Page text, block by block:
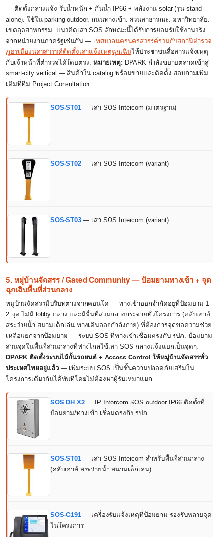
— ติดตั้งกลางแจ้ง รับน้ำหนัก + กันน้ำ IP66 + พลังงาน solar (รุ่น stand-
alone). ใช้ใน parking outdoor, ถนนทางเข้า, สวนสาธารณะ, มหาวิทยาลัย,
เขตอุตสาหกรรม. แนวคิดเสา SOS ลักษณะนี้ได้รับการยอมรับใช้งานจริง
จากหน่วยงานภาครัฐเช่นกัน — เทศบาลนครนครสวรรค์ร่วมกับสถานีตำรวจ
ภูธรเมืองนครสวรรค์ติดตั้งเสาแจ้งเหตุฉุกเฉินให้ประชาชนสื่อสารแจ้งเหตุ
กับเจ้าหน้าที่ตำรวจได้โดยตรง. หมายเหตุ: DPARK กำลังขยายตลาดเข้าสู่
smart-city vertical — สินค้าใน catalog พร้อมขายและติดตั้ง สอบถามเพิ่ม
เติมที่ทีม Project Consultation
SOS-ST01 — เสา SOS Intercom (มาตรฐาน)
SOS-ST02 — เสา SOS Intercom (variant)
SOS-ST03 — เสา SOS Intercom (variant)
5. หมู่บ้านจัดสรร / Gated Community — ป้อมยามทางเข้า + จุด
ฉุกเฉินพื้นที่ส่วนกลาง
หมู่บ้านจัดสรรมีบริบทต่างจากคอนโด — ทางเข้าออกจำกัดอยู่ที่ป้อมยาม 1-
2 จุด ไม่มี lobby กลาง และมีพื้นที่ส่วนกลางกระจายทั่วโครงการ (คลับเฮาส์
สระว่ายน้ำ สนามเด็กเล่น ทางเดินออกกำลังกาย) ที่ต้องการจุดขอความช่วย
เหลือแยกจากป้อมยาม — ระบบ SOS ที่ทางเข้าเชื่อมตรงกับ รปภ. ป้อมยาม
ส่วนจุดในพื้นที่ส่วนกลางที่ห่างไกลใช้เสา SOS กลางแจ้งแยกเป็นจุดๆ.
DPARK ติดตั้งระบบไม้กั้นรถยนต์ + Access Control ให้หมู่บ้านจัดสรรทั่ว
ประเทศไทยอยู่แล้ว — เพิ่มระบบ SOS เป็นชั้นความปลอดภัยเสริมใน
โครงการเดียวกันได้ทันทีโดยไม่ต้องหาผู้รับเหมาแยก
SOS-DH-X2 — IP Intercom SOS outdoor IP66 ติดตั้งที่
ป้อมยาม/ทางเข้า เชื่อมตรงถึง รปภ.
SOS-ST01 — เสา SOS Intercom สำหรับพื้นที่ส่วนกลาง
(คลับเฮาส์ สระว่ายน้ำ สนามเด็กเล่น)
SOS-G191 — เครื่องรับแจ้งเหตุที่ป้อมยาม รองรับหลายจุด
ในโครงการ